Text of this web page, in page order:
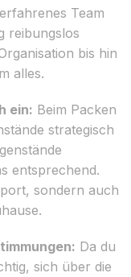
Team
reibungslos
bis hin
alles.
ein: Beim Packen
strategisch
entsprechend.
sondern auch
Da du
sich über die